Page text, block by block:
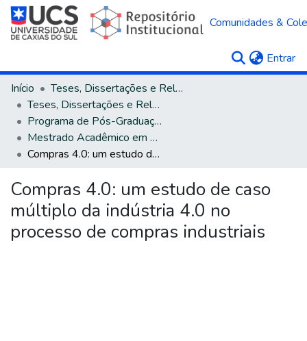
Comunidades &
Entrar
Início
Teses, Dissertações e Relatórios
Teses, Dissertações e Relatórios defendidos na UCS
Programa de Pós-Graduação em Administração
Mestrado Acadêmico em Administração
Compras 4.0: um estudo de caso múltiplo da indústria 4.0 no processo de compras industriais
Compras 4.0: um estudo de caso
múltiplo da indústria 4.0 no
processo de compras industriais